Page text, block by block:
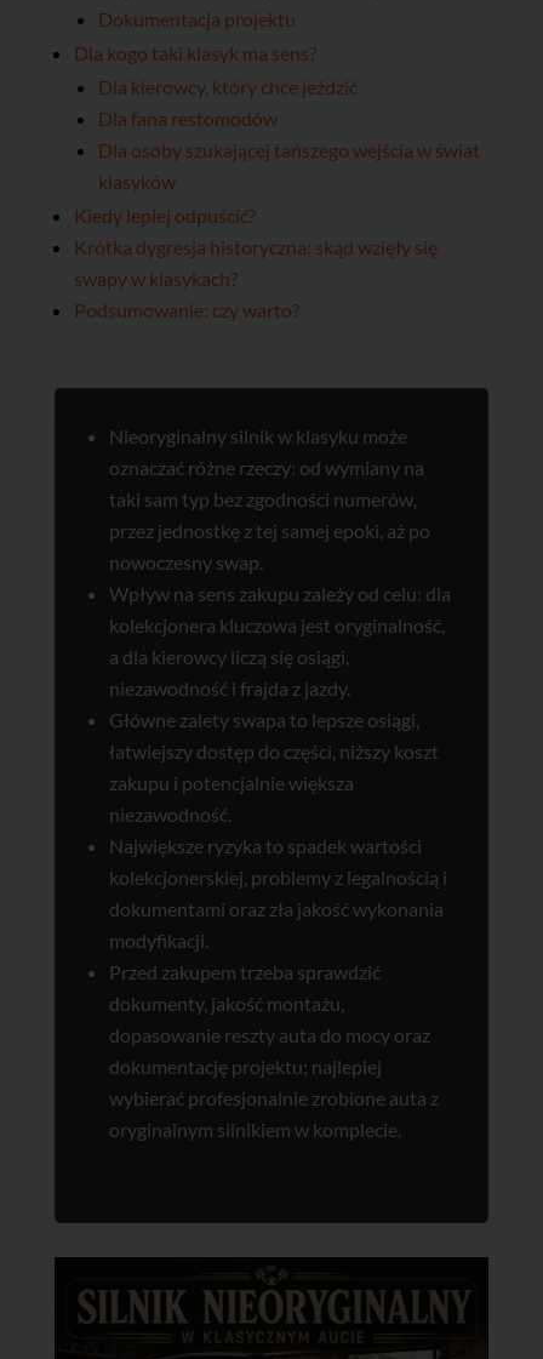
Dokumentacja projektu
Dla kogo taki klasyk ma sens?
Dla kierowcy, który chce jeździć
Dla fana restomodów
Dla osoby szukającej tańszego wejścia w świat
klasyków
Kiedy lepiej odpuścić?
Krótka dygresja historyczna: skąd wzięły się
swapy w klasykach?
Podsumowanie: czy warto?
Nieoryginalny silnik w klasyku może
oznaczać różne rzeczy: od wymiany na
taki sam typ bez zgodności numerów,
przez jednostkę z tej samej epoki, aż po
nowoczesny swap.
Wpływ na sens zakupu zależy od celu: dla
kolekcjonera kluczowa jest oryginalność,
a dla kierowcy liczą się osiągi,
niezawodność i frajda z jazdy.
Główne zalety swapa to lepsze osiągi,
łatwiejszy dostęp do części, niższy koszt
zakupu i potencjalnie większa
niezawodność.
Największe ryzyka to spadek wartości
kolekcjonerskiej, problemy z legalnością i
dokumentami oraz zła jakość wykonania
modyfikacji.
Przed zakupem trzeba sprawdzić
dokumenty, jakość montażu,
dopasowanie reszty auta do mocy oraz
dokumentację projektu; najlepiej
wybierać profesjonalnie zrobione auta z
oryginalnym silnikiem w komplecie.